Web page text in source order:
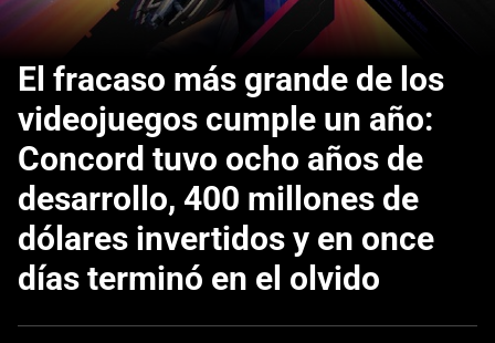
El fracaso más grande de los
videojuegos cumple un año:
Concord tuvo ocho años de
desarrollo, 400 millones de
dólares invertidos y en once
días terminó en el olvido